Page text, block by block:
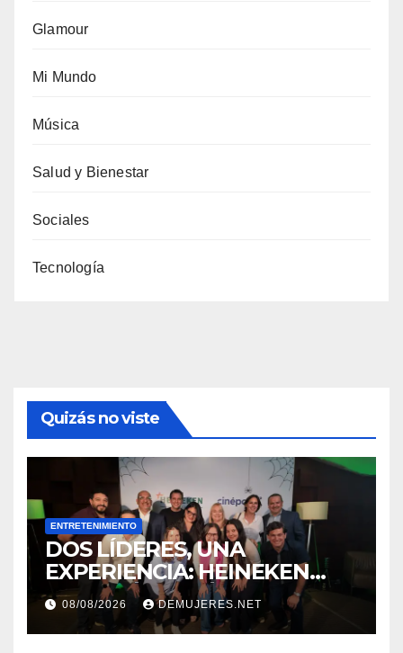
Glamour
Mi Mundo
Música
Salud y Bienestar
Sociales
Tecnología
Quizás no viste
ENTRETENIMIENTO
DOS LÍDERES, UNA
EXPERIENCIA: HEINEKEN
PANAMÁ Y CINÉPOLIS
TRANSFORMAN LA FORMA
DE VIVIR EL CINE
08/08/2026 DEMUJERES.NET